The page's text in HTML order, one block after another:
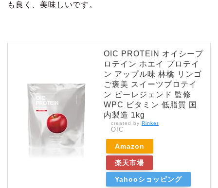
も良く、美味しいです。
OIC PROTEIN オイシープ
ロテイン ホエイ プロテイ
ン アップル味 林檎 リンゴ
ご褒美 スイーツプロテイ
ン ビーレジェンド 監修
WPC ビタミン 低脂質 国
内製造 1kg
created by Rinker
OIC
Amazon
楽天市場
Yahooショッピング